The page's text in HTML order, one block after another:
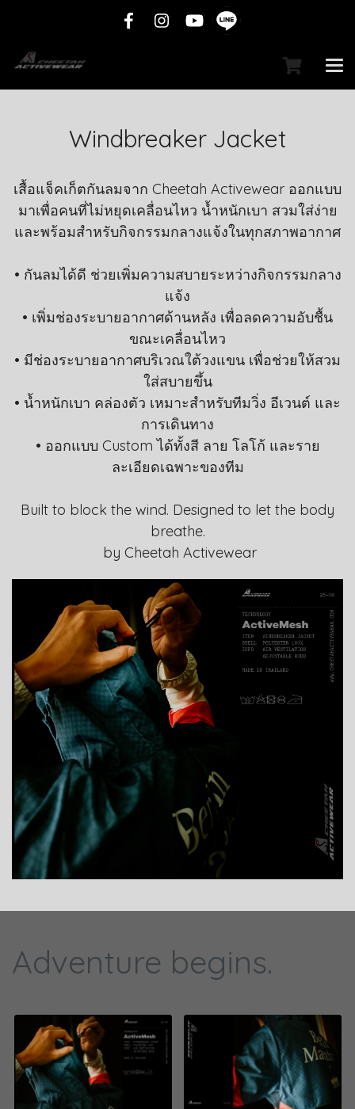
Windbreaker Jacket
เสื้อแจ็คเก็ตกันลมจาก Cheetah Activewear ออกแบบ
มาเพื่อคนที่ไม่หยุดเคลื่อนไหว น้ำหนักเบา สวมใส่ง่าย
และพร้อมสำหรับกิจกรรมกลางแจ้งในทุกสภาพอากาศ
• กันลมได้ดี ช่วยเพิ่มความสบายระหว่างกิจกรรมกลาง
แจ้ง
• เพิ่มช่องระบายอากาศด้านหลัง เพื่อลดความอับชื้น
ขณะเคลื่อนไหว
• มีช่องระบายอากาศบริเวณใต้วงแขน เพื่อช่วยให้สวม
ใส่สบายขึ้น
• น้ำหนักเบา คล่องตัว เหมาะสำหรับทีมวิ่ง อีเวนต์ และ
การเดินทาง
• ออกแบบ Custom ได้ทั้งสี ลาย โลโก้ และราย
ละเอียดเฉพาะของทีม
Built to block the wind. Designed to let the body
breathe.
by Cheetah Activewear
Adventure begins.